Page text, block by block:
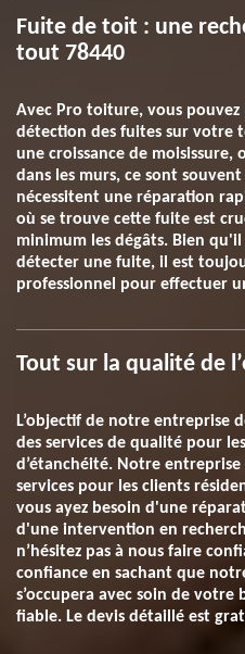
Fuite de toit : une
tout 78440
Avec Pro toiture, vous pouvez
détection des fuites sur votre
une croissance de moisissure,
dans les murs, ce sont
nécessitent une réparation
où se trouve cette fuite est
minimum les dégâts. Bien
détecter une fuite, il est
professionnel pour effectuer
Tout sur la qualité de
L’objectif de notre entreprise
des services de qualité pour
d’étanchéité. Notre
services pour les clients
vous ayez besoin d'une
d'une intervention en
n’hésitez pas à nous faire
confiance en sachant que
s’occupera avec soin de
fiable. Le devis détaillé est